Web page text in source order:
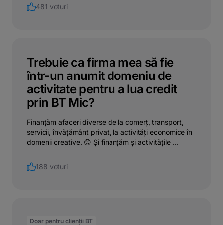
481 voturi
Trebuie ca firma mea să fie
într-un anumit domeniu de
activitate pentru a lua credit
prin BT Mic?
Finanțăm afaceri diverse de la comerț, transport,
servicii, învățământ privat, la activități economice în
domenii creative. 😊 Și finanțăm și activitățile ...
188 voturi
Doar pentru clienții BT